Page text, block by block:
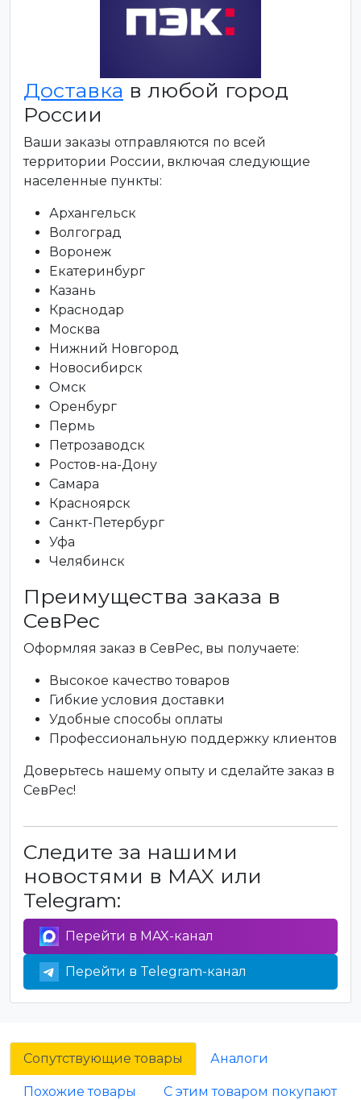
Доставка в любой город
России
Ваши заказы отправляются по всей
территории России, включая следующие
населенные пункты:
Архангельск
Волгоград
Воронеж
Екатеринбург
Казань
Краснодар
Москва
Нижний Новгород
Новосибирск
Омск
Оренбург
Пермь
Петрозаводск
Ростов-на-Дону
Самара
Красноярск
Санкт-Петербург
Уфа
Челябинск
Преимущества заказа в
СевРес
Оформляя заказ в СевРес, вы получаете:
Высокое качество товаров
Гибкие условия доставки
Удобные способы оплаты
Профессиональную поддержку клиентов
Доверьтесь нашему опыту и сделайте заказ в
СевРес!
Следите за нашими
новостями в MAX или
Telegram:
Перейти в MAX-канал
Перейти в Telegram-канал
Сопутствующие товары Аналоги
Похожие товары С этим товаром покупают